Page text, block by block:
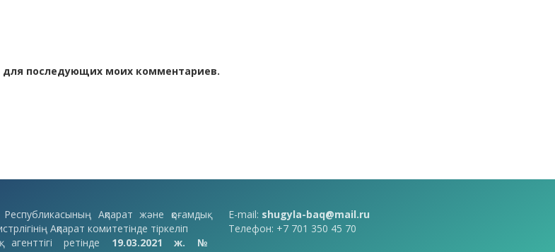
для последующих моих комментариев.
Республикасының Ақпарат және қоғамдық
Ақпарат комитетінде тіркеліп
агенттігі ретінде 19.03.2021 ж. №
E-mail: shugyla-baq@mail.ru
Телефон: +7 701 350 45 70